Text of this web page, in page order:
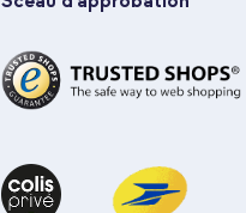
UAG Coque Plasma